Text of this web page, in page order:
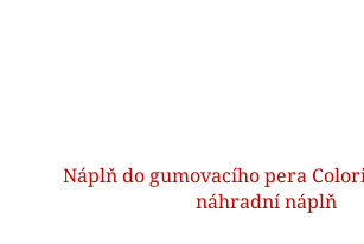
Náplň do gumovacího pera
náhradní náplň